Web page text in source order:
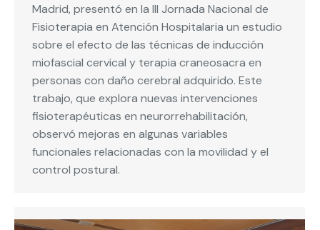
Madrid, presentó en la III Jornada Nacional de
Fisioterapia en Atención Hospitalaria un estudio
sobre el efecto de las técnicas de inducción
miofascial cervical y terapia craneosacra en
personas con daño cerebral adquirido. Este
trabajo, que explora nuevas intervenciones
fisioterapéuticas en neurorrehabilitación,
observó mejoras en algunas variables
funcionales relacionadas con la movilidad y el
control postural.